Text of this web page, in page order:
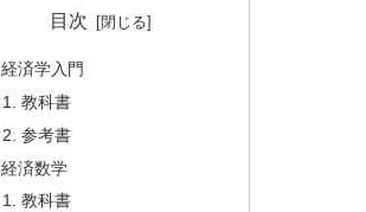
目次
経済学入門
教科書
参考書
経済数学
教科書